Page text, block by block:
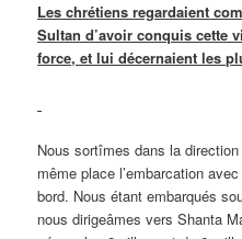
Les chrétiens regardaient
Sultan d’avoir conquis cette
force, et lui décernaient les
Nous sortîmes dans la
même place l’embarcation
bord. Nous étant embarqués
nous dirigeâmes vers Shanta